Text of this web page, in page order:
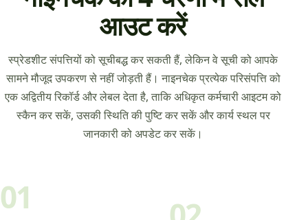
आउट करें
स्प्रेडशीट संपत्तियों को सूचीबद्ध कर सकती हैं, लेकिन वे सूची को आपके
सामने मौजूद उपकरण से नहीं जोड़ती हैं। नाइनचेक प्रत्येक परिसंपत्ति को
एक अद्वितीय रिकॉर्ड और लेबल देता है, ताकि अधिकृत कर्मचारी आइटम को
स्कैन कर सकें, उसकी स्थिति की पुष्टि कर सकें और कार्य स्थल पर
जानकारी को अपडेट कर सकें।
01